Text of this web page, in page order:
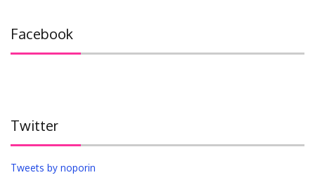
ブ
Facebook
Twitter
Tweets by noporin